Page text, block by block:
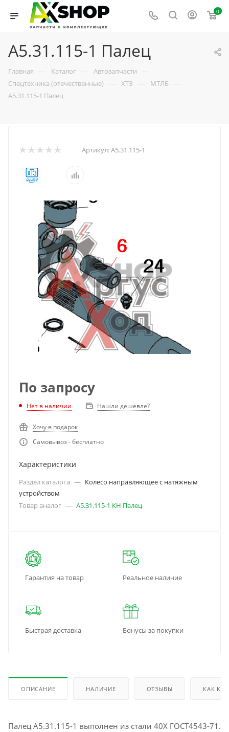
0
А5.31.115-1 Палец
Главная — Каталог — Автозапчасти —
Спецтехника (отечественные) — ХТЗ — МТЛБ —
А5.31.115-1 Палец
Артикул:А5.31.115-1
По запросу
Нет в наличии Нашли дешевле?
Хочу в подарок
Самовывоз - бесплатно
Характеристики
Раздел каталога — Колесо направляющее с натяжным
устройством
Товар аналог — А5.31.115-1 КН Палец
Гарантия на товар Реальное наличие
Быстрая доставка Бонусы за покупки
ОПИСАНИЕ НАЛИЧИЕ ОТЗЫВЫ КАК
Палец А5.31.115-1 выполнен из стали 40Х ГОСТ4543-71.